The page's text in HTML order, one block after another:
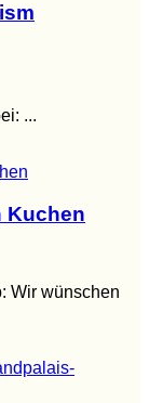
...
Kuchen
Wir wünschen